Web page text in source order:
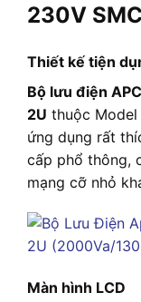
230V
Thiết kế tiện
Bộ lưu điện
2U thuộc
ứng dụng rất
cấp phổ thông,
mạng cỡ nhỏ
Màn hình LCD